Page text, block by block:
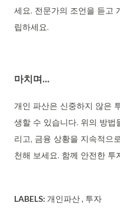
세요. 전문가의 조언을 듣고
립하세요.
마치며...
개인 파산은 신중하지 않은
생할 수 있습니다. 위의 방법
리고, 금융 상황을 지속적으
천해 보세요. 함께 안전한 투
LABELS: 개인파산 투자